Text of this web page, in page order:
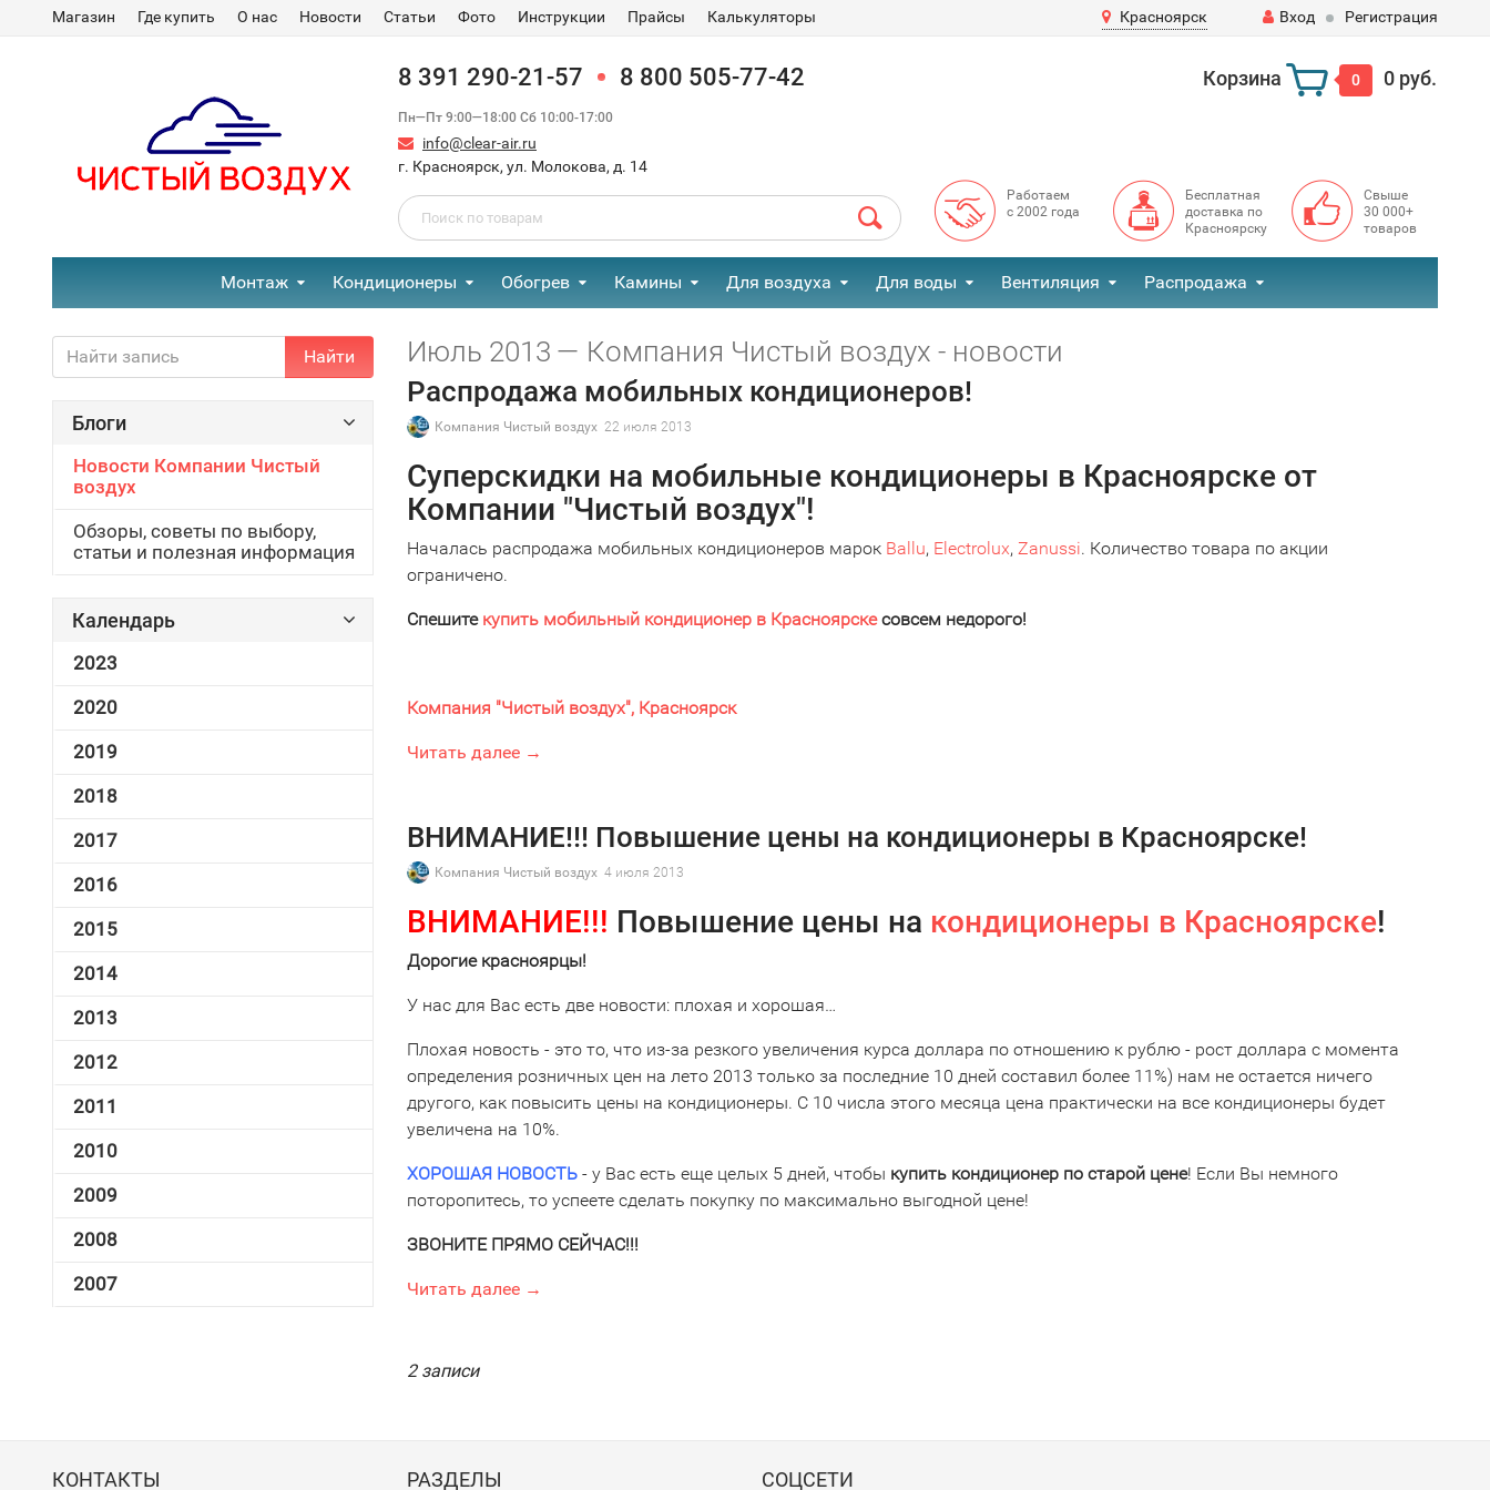
Магазин Где купить О нас Новости Статьи Фото Инструкции Прайсы Калькуляторы Красноярск Вход Регистрация
8 391 290-21-57 8 800 505-77-42
Пн—Пт 9:00—18:00 Сб 10:00-17:00
info@clear-air.ru
г. Красноярск, ул. Молокова, д. 14
Корзина 0 0 руб.
Работаем
с 2002 года
Бесплатная
доставка по
Красноярску
Свыше
30 000+
товаров
Монтаж Кондиционеры Обогрев Камины Для воздуха Для воды Вентиляция Распродажа
Найти
Блоги
Новости Компании Чистый
воздух
Обзоры, советы по выбору,
статьи и полезная информация
Календарь
2023
2020
2019
2018
2017
2016
2015
2014
2013
2012
2011
2010
2009
2008
2007
Июль 2013 — Компания Чистый воздух - новости
Распродажа мобильных кондиционеров!
Компания Чистый воздух 22 июля 2013
Суперскидки на мобильные кондиционеры в Красноярске от
Компании "Чистый воздух"!
Началась распродажа мобильных кондиционеров марок Ballu, Electrolux, Zanussi. Количество товара по акции
ограничено.
Спешите купить мобильный кондиционер в Красноярскесовсем недорого!
Компания "Чистый воздух", Красноярск
Читать далее →
ВНИМАНИЕ!!! Повышение цены на кондиционеры в Красноярске!
Компания Чистый воздух 4 июля 2013
ВНИМАНИЕ!!! Повышение цены на кондиционеры в Красноярске!
Дорогие красноярцы!
У нас для Вас есть две новости: плохая и хорошая…
Плохая новость - это то, что из-за резкого увеличения курса доллара по отношению к рублю - рост доллара с момента
определения розничных цен на лето 2013 только за последние 10 дней составил более 11%) нам не остается ничего
другого, как повысить цены на кондиционеры. С 10 числа этого месяца цена практически на все кондиционеры будет
увеличена на 10%.
ХОРОШАЯ НОВОСТЬ - у Вас есть еще целых 5 дней, чтобы купить кондиционер по старой цене! Eсли Вы немного
поторопитесь, то успеете сделать покупку по максимально выгодной цене!
ЗВОНИТЕ ПРЯМО СЕЙЧАС!!!
Читать далее →
2 записи
КОНТАКТЫ РАЗДЕЛЫ СОЦСЕТИ